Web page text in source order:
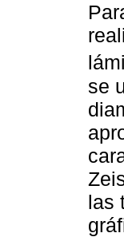
se
las